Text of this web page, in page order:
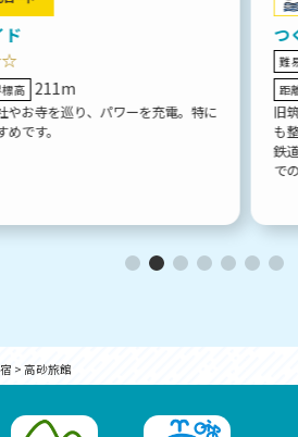
ド
高 211m
やお寺を巡り、パワーを充電。特に
です。
つ
難
距
旧
も
鉄
で
> 高砂旅館